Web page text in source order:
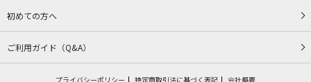
初めての方へ
ご利用ガイド（Q&A）
プライバシーポリシー 特定商取引法に基づく表記 会社概要